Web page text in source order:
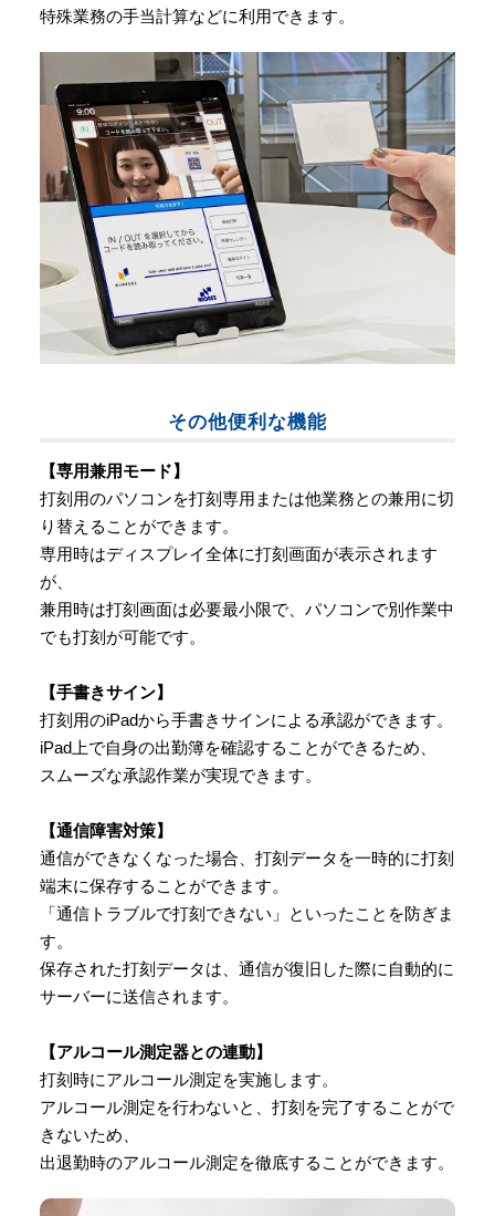
特殊業務の手当計算などに利用できます。
その他便利な機能
【専用兼用モード】
打刻用のパソコンを打刻専用または他業務との兼用に切
り替えることができます。
専用時はディスプレイ全体に打刻画面が表示されます
が、
兼用時は打刻画面は必要最小限で、パソコンで別作業中
でも打刻が可能です。
【手書きサイン】
打刻用のiPadから手書きサインによる承認ができます。
iPad上で自身の出勤簿を確認することができるため、
スムーズな承認作業が実現できます。
【通信障害対策】
通信ができなくなった場合、打刻データを一時的に打刻
端末に保存することができます。
「通信トラブルで打刻できない」といったことを防ぎま
す。
保存された打刻データは、通信が復旧した際に自動的に
サーバーに送信されます。
【アルコール測定器との連動】
打刻時にアルコール測定を実施します。
アルコール測定を行わないと、打刻を完了することがで
きないため、
出退勤時のアルコール測定を徹底することができます。